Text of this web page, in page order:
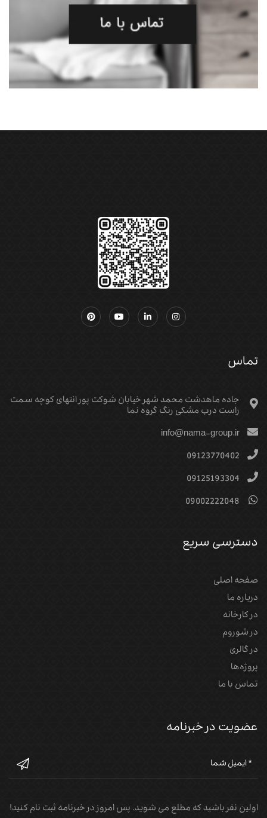
تماس
جاده ماهدشت محمد شهر خیابان شوکت پور انتهای کوچه سمت
راست درب مشکی رنگ گروه نما
info@nama-group.ir
09123770402
09125193304
09002222048
دسترسی سریع
صفحه اصلی
درباره ما
در کارخانه
در شوروم
در گالری
پروژه‌‌ها
تماس با ما
عضویت در خبرنامه
اولین نفر باشید که مطلع می شوید. پس امروز در خبرنامه ثبت نام کنید!